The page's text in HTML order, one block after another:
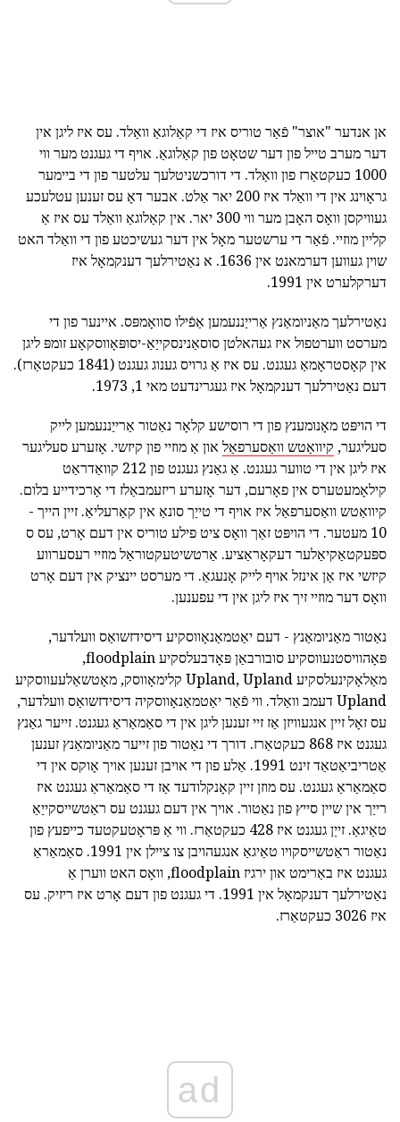
אן אנדער "אוצר" פֿאַר טוריס איז די קאַלוגאַ וואַלד. עס איז ליגן אין
דער מערב טייל פון דער שטאָט פון קאַלוגאַ. אויף די געגנט מער ווי
1000 כעקטאַרז פון וואַלד. די דורכשניטלעך עלטער פון די ביימער
גראָוינג אין די וואַלד איז 200 יאר אַלט. אבער דאָ עס זענען עטלעכע
געוויקסן וואָס האָבן מער ווי 300 יאר. אין קאַלוגאַ וואַלד עס איז אַ
קליין מוזיי. פֿאַר די ערשטער מאָל אין דער געשיכטע פון די וואַלד האט
שוין געווען דערמאנט אין 1636. א נאַטירלעך דענקמאָל איז
דערקלערט אין 1991.
נאַטירלעך מאַניומאַנץ אַרייַננעמען אַפֿילו סוואָמפּס. איינער פון די
מערסט ווערטפול איז געהאלטן סוסאַנינסקייַאַ-יסופּאָווסקאָע זומפּ ליגן
אין קאָסטראָמאַ געגנט. עס איז אַ גרויס גענוג געגנט (1841 כעקטאַרז).
דעם נאַטירלעך דענקמאָל איז געגרינדעט מאי 1, 1973.
די הויפּט מאָנומענץ פון די רוסישע קלאָר נאַטור אַרייַננעמען לייק
סעליגער, קיוואַטש וואַסערפאַל און אַ מוזיי פון קיזשי. אָזערע סעליגער
איז ליגן אין די טווער געגנט. אַ גאַנץ געגנט פון 212 קוואַדראַט
קילאָמעטערס אין פאָרעם, דער אָזערע ריזעמבאַלז די אָרכידייע בלום.
קיוואַטש וואַסערפאַל איז אויף די טייַך סונאַ אין קאַרעליאַ. זיין הייך -
10 מעטער. די הויפּט זאַך וואָס ציט פילע טוריס אין דעם אָרט, עס ס
ספּעקטאַקיאַלער דעקאָראַציע. אַרטשיטעקטוראַל מוזיי רעסערווע
קיזשי איז אַן אינזל אויף לייק אָנעגאַ. די מערסט יינציק אין דעם אָרט
וואָס דער מוזיי זיך איז ליגן אין די עפענען.
נאַטור מאַניומאַנץ - דעם יאַטמאַנאָווסקיע דיסידזשואַס וועלדער,
פּאָהוויסטנעווסקיע סובורבאַן פּאָדבעלסקיע floodplain,
מאַלאָקינעלסקיע Upland, Upland קלימאָווסק, מאָטשאַלעעווסקיע
Upland דעמב וואַלד. ווי פֿאַר יאַטמאַנאָווסקיה דיסידזשואַס וועלדער,
עס זאָל זיין אנגעוויזן אַז זיי זענען ליגן אין די סאַמאַראַ געגנט. זייער גאַנץ
געגנט איז 868 כעקטאַרז. דורך די נאַטור פון זייער מאַניומאַנץ זענען
אַטריביאַטאַד זינט 1991. אַלע פון די אויבן זענען אויך אָוקס אין די
סאַמאַראַ געגנט. עס מוזן זיין קאָנקלודעד אַז די סאַמאַראַ געגנט איז
רייַך אין שיין סייץ פון נאַטור. אויך אין דעם געגנט עס ראַטשייסקייַאַ
טאַיגאַ. זייַן געגנט איז 428 כעקטאַרז. ווי אַ פּראָטעקטעד כייפעץ פון
נאַטור ראַטשייסקויו טאַיגאַ אנגעהויבן צו ציילן אין 1991. סאַמאַראַ
געגנט איז באַרימט און ירגיז floodplain, וואָס האט ווערן אַ
נאַטירלעך דענקמאָל אין 1991. די געגנט פון דעם אָרט איז ריזיק. עס
איז 3026 כעקטאַרז.
ad